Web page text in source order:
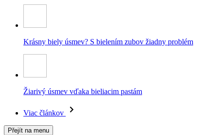
Krásny biely úsmev? S bielením zubov žiadny problém
Žiarivý úsmev vďaka bieliacim pastám
Viac článkov
Přejít na menu